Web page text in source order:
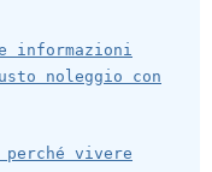
informazioni
noleggio con
vivere